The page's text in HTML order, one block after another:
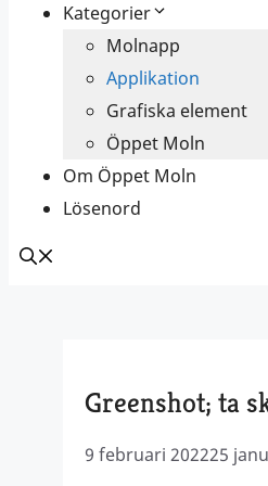
Kategorier
Molnapp
Applikation
Grafiska element
Öppet Moln
Om Öppet Moln
Lösenord
Greenshot; ta
9 februari 202225